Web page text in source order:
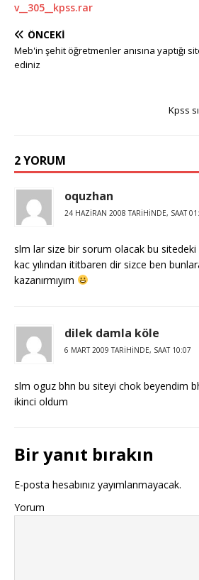
v__305__kpss.rar
ÖNCEKI
Meb'in şehit öğretmenler anısına yaptığı
ediniz
Kpss
2 YORUM
oquzhan
24 HAZIRAN 2008 TARIHINDE, SAAT
slm lar size bir sorum olacak bu
kac yılından ititbaren dir sizce ben
kazanırmıyım
dilek damla köle
6 MART 2009 TARIHINDE, SAAT 10:07
slm oguz bhn bu siteyi chok beyendim
ikinci oldum
Bir yanıt bırakın
E-posta hesabınız yayımlanmayacak.
Yorum